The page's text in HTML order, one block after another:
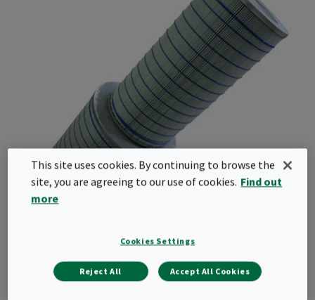
CamPulse GT Polytech HE
This site uses cookies. By continuing to browse the
site, you are agreeing to our use of cookies. Find out
more
Cookies Settings
Reject All Accept All Cookies